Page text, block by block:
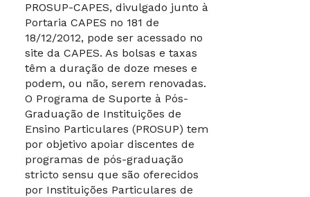
PROSUP-CAPES, divulgado junto à
Portaria CAPES no 181 de
18/12/2012, pode ser acessado no
site da CAPES. As bolsas e taxas
têm a duração de doze meses e
podem, ou não, serem renovadas.
O Programa de Suporte à Pós-
Graduação de Instituições de
Ensino Particulares (PROSUP) tem
por objetivo apoiar discentes de
programas de pós-graduação
stricto sensu que são oferecidos
por Instituições Particulares de